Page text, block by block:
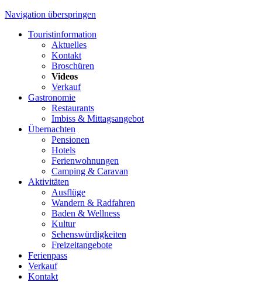
Navigation überspringen
Touristinformation
Aktuelles
Kontakt
Broschüren
Videos
Verkauf
Gastronomie
Restaurants
Imbiss & Mittagsangebot
Übernachten
Pensionen
Hotels
Ferienwohnungen
Camping & Caravan
Aktivitäten
Ausflüge
Wandern & Radfahren
Baden & Wellness
Kultur
Sehenswürdigkeiten
Freizeitangebote
Ferienpass
Verkauf
Kontakt